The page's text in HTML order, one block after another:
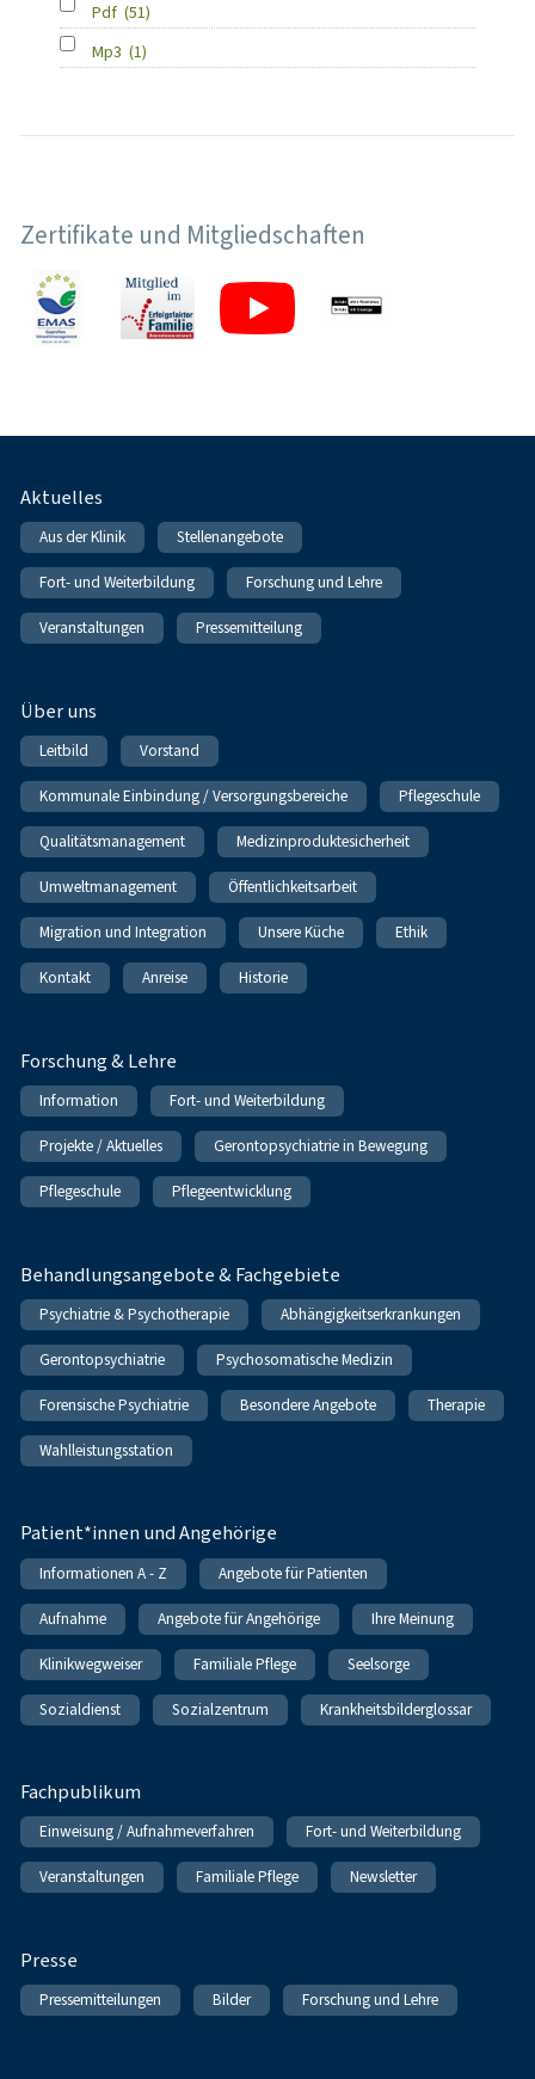
Pdf (51)
Mp3 (1)
Zertifikate und Mitgliedschaften
Fußnavigation
Aktuelles
Aus der Klinik Stellenangebote
Fort- und Weiterbildung Forschung und Lehre
Veranstaltungen Pressemitteilung
Über uns
Leitbild Vorstand
Kommunale Einbindung / Versorgungsbereiche Pflegeschule
Qualitätsmanagement Medizinproduktesicherheit
Umweltmanagement Öffentlichkeitsarbeit
Migration und Integration Unsere Küche Ethik
Kontakt Anreise Historie
Forschung & Lehre
Information Fort- und Weiterbildung
Projekte / Aktuelles Gerontopsychiatrie in Bewegung
Pflegeschule Pflegeentwicklung
Behandlungsangebote & Fachgebiete
Psychiatrie & Psychotherapie Abhängigkeitserkrankungen
Gerontopsychiatrie Psychosomatische Medizin
Forensische Psychiatrie Besondere Angebote Therapie
Wahlleistungsstation
Patient*innen und Angehörige
Informationen A - Z Angebote für Patienten
Aufnahme Angebote für Angehörige Ihre Meinung
Klinikwegweiser Familiale Pflege Seelsorge
Sozialdienst Sozialzentrum Krankheitsbilderglossar
Fachpublikum
Einweisung / Aufnahmeverfahren Fort- und Weiterbildung
Veranstaltungen Familiale Pflege Newsletter
Presse
Pressemitteilungen Bilder Forschung und Lehre